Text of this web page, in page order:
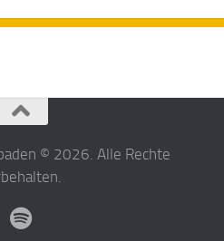
© 2026. Alle Rechte